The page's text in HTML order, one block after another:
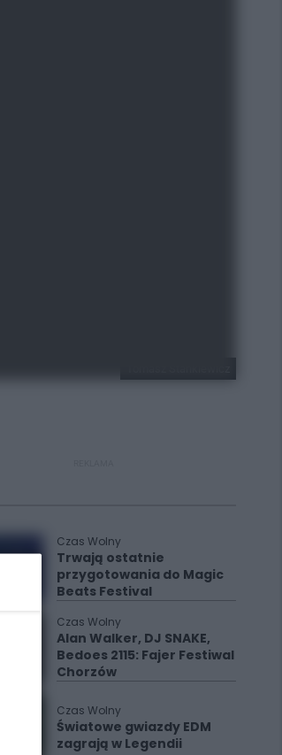
Czas Wolny
Trwają ostatnie
przygotowania do Magic
Beats Festival
Czas Wolny
Alan Walker, DJ SNAKE,
Bedoes 2115: Fajer Festiwal
Chorzów
Czas Wolny
Światowe gwiazdy EDM
zagrają w Legendii